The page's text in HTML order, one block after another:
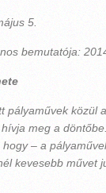
5.
bemutatója:
pályaművek közül
meg a
– a
kevesebb művet